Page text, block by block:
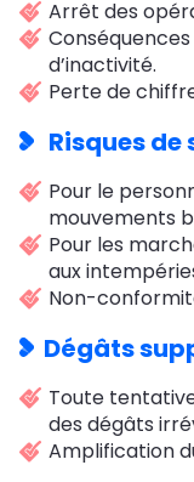
Arrêt des
d’inactivité.
Perte de
Risques
Pour le
mouvements
Pour les
aux
Non-
Dégâts
Toute
des dégâts
Amplification